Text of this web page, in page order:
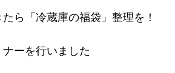
ら「冷蔵庫の福袋」整理を！
ーを行いました